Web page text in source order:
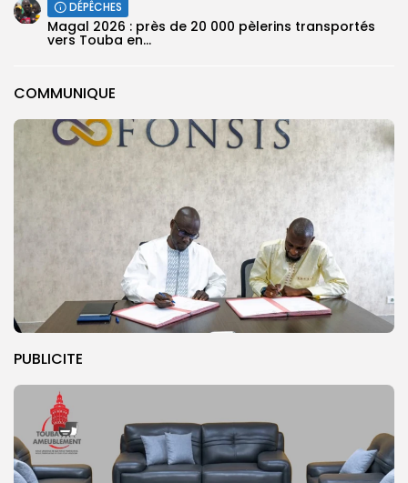
COMMUNIQUE
PUBLICITE
DÉPÊCHES
Magal 2026 : près de 20 000 pèlerins transportés
vers Touba en...